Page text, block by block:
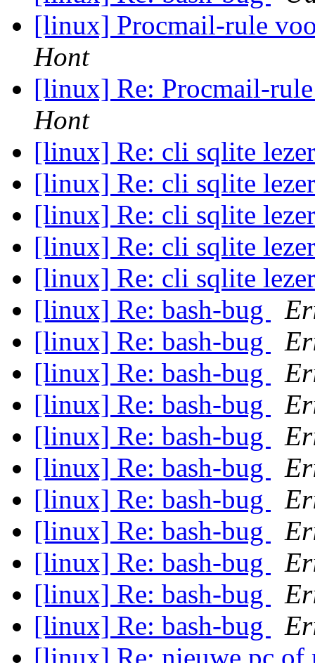
[linux] Procmail-rule
Hont
[linux] Re: Procmail-
Hont
[linux] Re: cli sqlite
[linux] Re: cli sqlite
[linux] Re: cli sqlite
[linux] Re: cli sqlite
[linux] Re: cli sqlite
[linux] Re: bash-bug
[linux] Re: bash-bug
[linux] Re: bash-bug
[linux] Re: bash-bug
[linux] Re: bash-bug
[linux] Re: bash-bug
[linux] Re: bash-bug
[linux] Re: bash-bug
[linux] Re: bash-bug
[linux] Re: bash-bug
[linux] Re: bash-bug